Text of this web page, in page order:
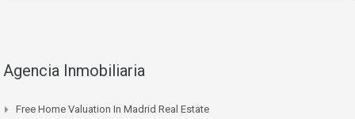
Agencia Inmobiliaria
Free Home Valuation In Madrid Real Estate